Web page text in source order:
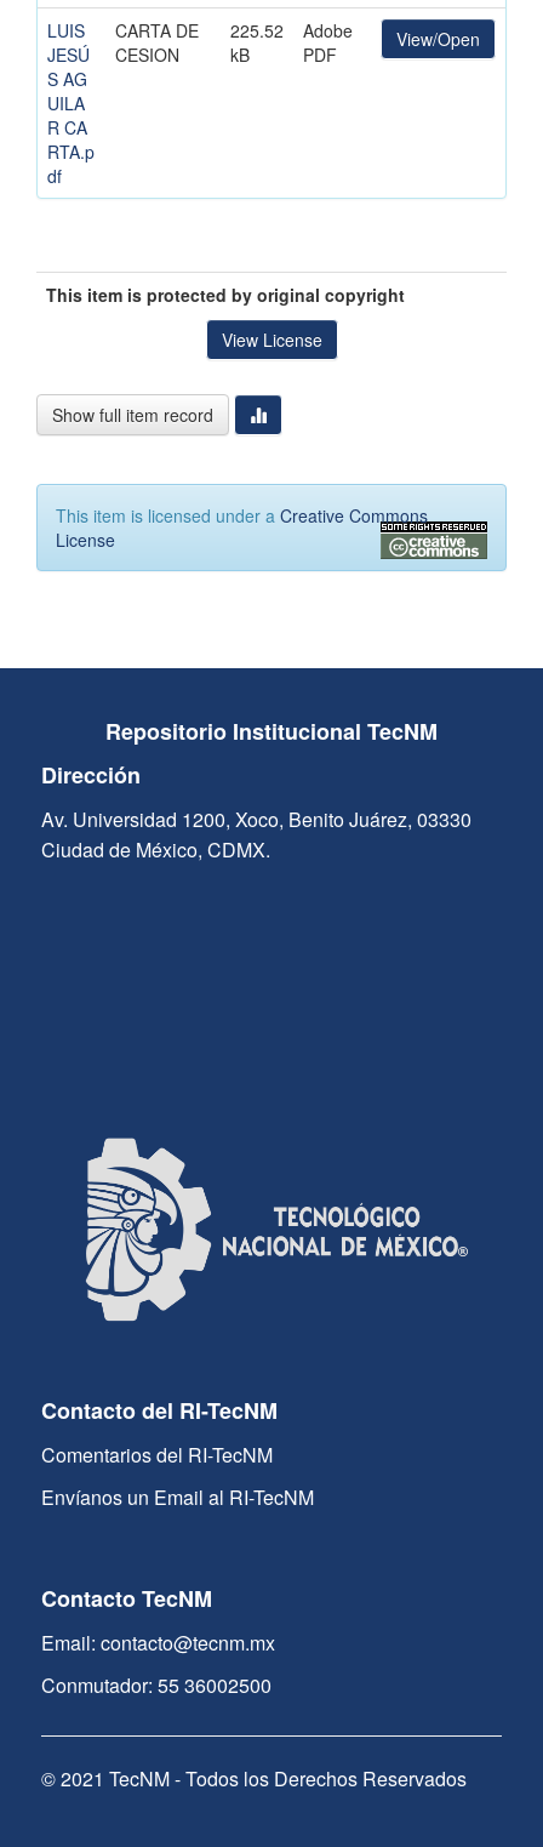
LUIS
JESÚ
S AG
UILA
R CA
RTA.p
df
CARTA DE
CESION
225.52
kB
Adobe
PDF
View/Open
This item is protected by original copyright
View License
Show full item record
This item is licensed under a Creative Commons
License
Repositorio Institucional TecNM
Dirección
Av. Universidad 1200, Xoco, Benito Juárez, 03330
Ciudad de México, CDMX.
Contacto del RI-TecNM
Comentarios del RI-TecNM
Envíanos un Email al RI-TecNM
Contacto TecNM
Email: contacto@tecnm.mx
Conmutador: 55 36002500
© 2021 TecNM - Todos los Derechos Reservados